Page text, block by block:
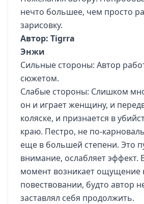
нечто большее, чем просто
зарисовку.
Автор: Tigrra
Энжи
Сильные стороны: Автор
сюжетом.
Слабые стороны: Слишком
он и играет женщину, и
коляске, и признается в
краю. Пестро, не по-
еще в большей степени. Это
внимание, ослабляет эффект.
момент возникает ощущение
повествовании, будто автор
заставлял себя продолжить.